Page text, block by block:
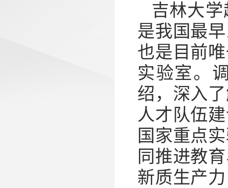
吉林大
是我国最
也是目前
实验室。
绍，深入
人才队伍
国家重点
同推进教
新质生产